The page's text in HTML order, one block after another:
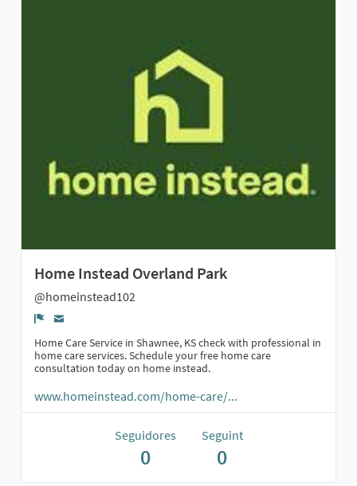
Home Instead Overland Park
@homeinstead102
Home Care Service in Shawnee, KS check with professional in
home care services. Schedule your free home care
consultation today on home instead.
www.homeinstead.com/home-care/...
Seguidores
0
Seguint
0